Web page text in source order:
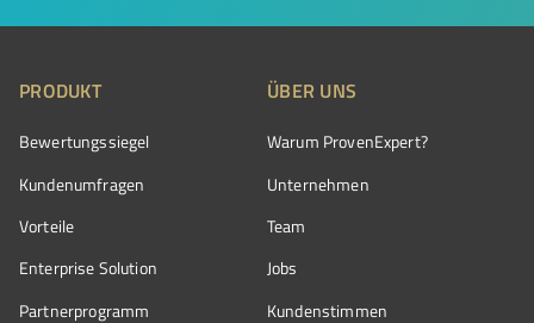
PRODUKT
Bewertungssiegel
Kundenumfragen
Vorteile
Enterprise Solution
Partnerprogramm
ÜBER UNS
Warum ProvenExpert?
Unternehmen
Team
Jobs
Kundenstimmen